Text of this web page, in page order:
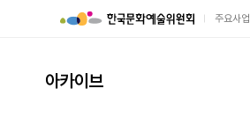
주요사업
아카이브